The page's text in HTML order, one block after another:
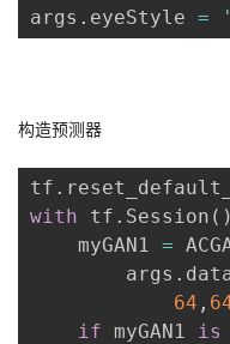
args . eyeStyle =
构造预测器
tf .
with tf . Session ( )
    myGAN1
=
        args
.
64 ,
if myGAN1 is